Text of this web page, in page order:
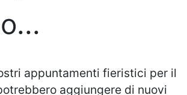
appuntamenti fieristici per il
aggiungere di nuovi